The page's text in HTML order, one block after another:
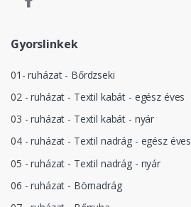
Gyorslinkek
01- ruházat - Bőrdzseki
02 - ruházat - Textil kabát - egész éves
03 - ruházat - Textil kabát - nyár
04 - ruházat - Textil nadrág - egész éves
05 - ruházat - Textil nadrág - nyár
06 - ruházat - Börnadrág